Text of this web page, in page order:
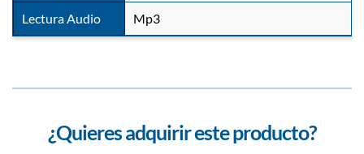
Lectura Audio Mp3
¿Quieres adquirir este producto?